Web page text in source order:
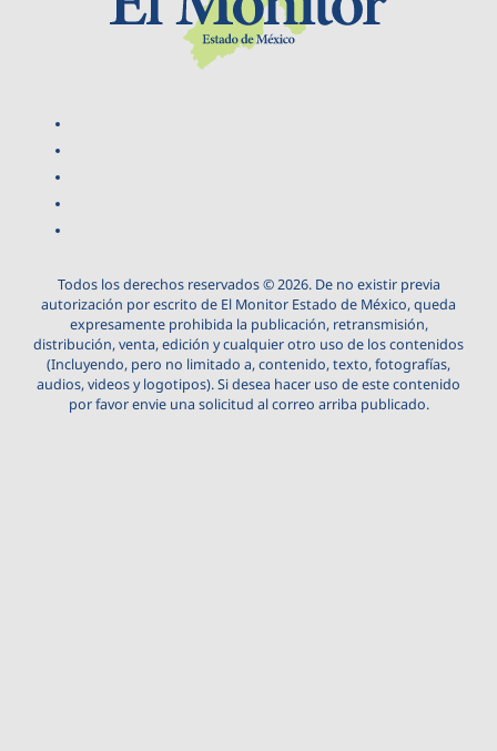
Todos los derechos reservados © 2026. De no existir previa
autorización por escrito de El Monitor Estado de México, queda
expresamente prohibida la publicación, retransmisión,
distribución, venta, edición y cualquier otro uso de los contenidos
(Incluyendo, pero no limitado a, contenido, texto, fotografías,
audios, videos y logotipos). Si desea hacer uso de este contenido
por favor envie una solicitud al correo arriba publicado.